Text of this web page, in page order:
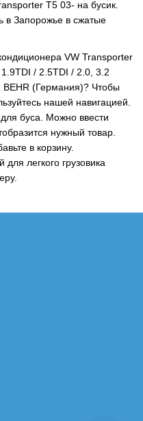
T5 03- на бусик.
в Запорожье в сжатые
VW Transporter
/ 2.5TDI / 2.0, 3.2
(Германия)? Чтобы
нашей навигацией.
буса. Можно ввести
нужный товар.
в корзину.
легкого грузовика